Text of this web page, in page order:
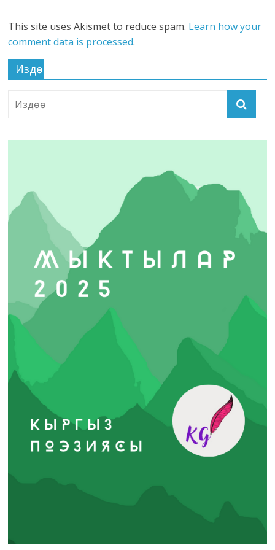
This site uses Akismet to reduce spam. Learn how your
comment data is processed.
Издөө